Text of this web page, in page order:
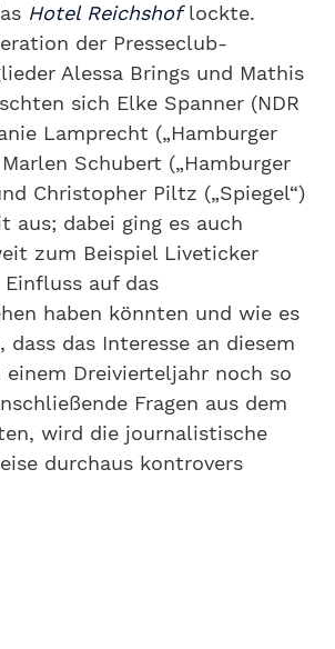
Hotel Reichshoflockte.
der Presseclub-
Alessa Brings und Mathis
sich Elke Spanner (NDR
Lamprecht („Hamburger
Schubert („Hamburger
Christopher Piltz („Spiegel“)
aus; dabei ging es auch
zum Beispiel Liveticker
auf das
haben könnten und wie es
dass das Interesse an diesem
einem Dreivierteljahr noch so
Fragen aus dem
wird die journalistische
durchaus kontrovers